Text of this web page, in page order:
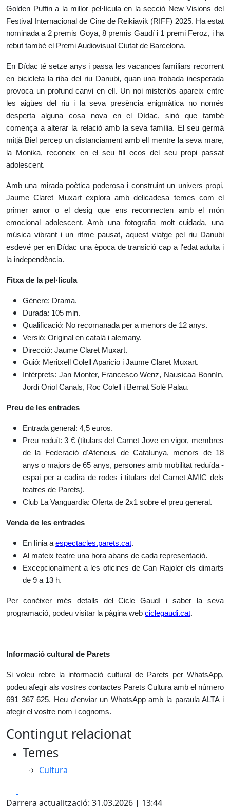
Golden Puffin a la millor pel·lícula en la secció New Visions del
Festival Internacional de Cine de Reikiavik (RIFF) 2025. Ha estat
nominada a 2 premis Goya, 8 premis Gaudí i 1 premi Feroz, i ha
rebut també el Premi Audiovisual Ciutat de Barcelona.
En Dídac té setze anys i passa les vacances familiars recorrent
en bicicleta la riba del riu Danubi, quan una trobada inesperada
provoca un profund canvi en ell. Un noi misteriós apareix entre
les aigües del riu i la seva presència enigmàtica no només
desperta alguna cosa nova en el Dídac, sinó que també
comença a alterar la relació amb la seva família. El seu germà
mitjà Biel percep un distanciament amb ell mentre la seva mare,
la Monika, reconeix en el seu fill ecos del seu propi passat
adolescent.
Amb una mirada poètica poderosa i construint un univers propi,
Jaume Claret Muxart explora amb delicadesa temes com el
primer amor o el desig que ens reconnecten amb el món
emocional adolescent. Amb una fotografia molt cuidada, una
música vibrant i un ritme pausat, aquest viatge pel riu Danubi
esdevé per en Dídac una època de transició cap a l'edat adulta i
la independència.
Fitxa de la pel·lícula
Gènere: Drama.
Durada: 105 min.
Qualificació: No recomanada per a menors de 12 anys.
Versió: Original en català i alemany.
Direcció: Jaume Claret Muxart.
Guió: Meritxell Colell Aparicio i Jaume Claret Muxart.
Intèrprets: Jan Monter, Francesco Wenz, Nausicaa Bonnín,
Jordi Oriol Canals, Roc Colell i Bernat Solé Palau.
Preu de les entrades
Entrada general: 4,5 euros.
Preu reduït: 3 € (titulars del Carnet Jove en vigor, membres
de la Federació d'Ateneus de Catalunya, menors de 18
anys o majors de 65 anys, persones amb mobilitat reduïda -
espai per a cadira de rodes i titulars del Carnet AMIC dels
teatres de Parets).
Club La Vanguardia: Oferta de 2x1 sobre el preu general.
Venda de les entrades
En línia a espectacles.parets.cat.
Al mateix teatre una hora abans de cada representació.
Excepcionalment a les ofi­cines de Can Rajoler els dimarts
de 9 a 13 h.
Per conèixer més detalls del Cicle Gaudí i saber la seva
programació, podeu visitar la pàgina web ciclegaudi.cat.
Informació cultural de Parets
Si voleu rebre la informació cultural de Parets per WhatsApp,
podeu afegir als vostres contactes Parets Cultura amb el número
691 367 625. Heu d'enviar un WhatsApp amb la paraula ALTA i
afegir el vostre nom i cognoms.
Contingut relacionat
Temes
Cultura
Darrera actualització: 31.03.2026 | 13:44